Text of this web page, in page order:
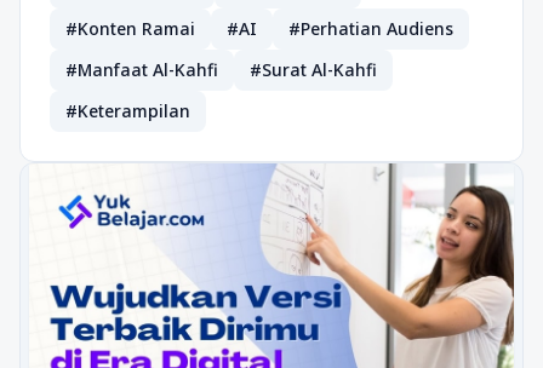
#Konten Ramai
#AI
#Perhatian Audiens
#Manfaat Al-Kahfi
#Surat Al-Kahfi
#Keterampilan